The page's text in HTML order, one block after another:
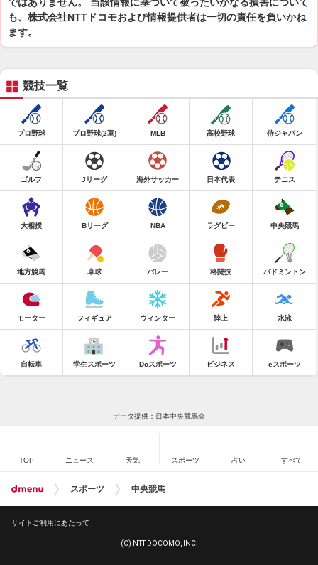
も、株式会社NTTドコモおよび情報提供者は一切の責任を負いかね
ます。
競技一覧
プロ野球 プロ野球(2軍) MLB 高校野球 侍ジャパン
ゴルフ Jリーグ 海外サッカー 日本代表 テニス
大相撲 Bリーグ NBA ラグビー 中央競馬
地方競馬 卓球 バレー 格闘技 バドミントン
モーター フィギュア ウィンター 陸上 水泳
自転車 学生スポーツ Doスポーツ ビジネス eスポーツ
データ提供：日本中央競馬会
TOP ニュース 天気 スポーツ 占い すべて
スポーツ 中央競馬
サイトご利用にあたって
(C) NTT DOCOMO, INC.